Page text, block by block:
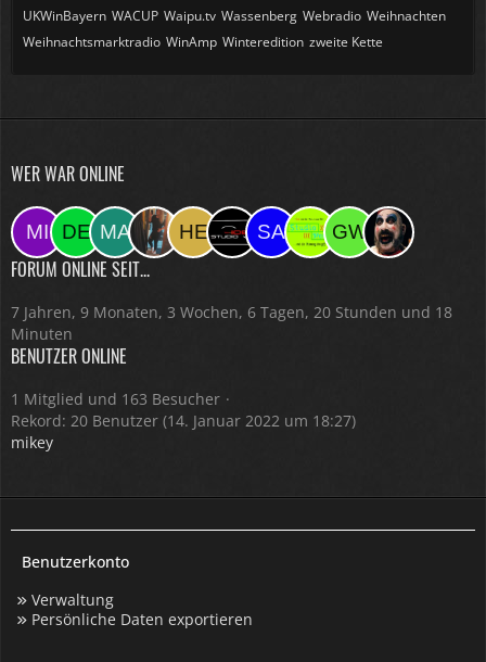
UKWinBayern WACUP Waipu.tv Wassenberg Webradio Weihnachten
Weihnachtsmarktradio WinAmp Winteredition zweite Kette
WER WAR ONLINE
FORUM ONLINE SEIT...
7 Jahren, 9 Monaten, 3 Wochen, 6 Tagen, 20 Stunden und 18
Minuten
BENUTZER ONLINE
1 Mitglied und 163 Besucher
Rekord: 20 Benutzer (14. Januar 2022 um 18:27)
mikey
Benutzerkonto
Verwaltung
Persönliche Daten exportieren